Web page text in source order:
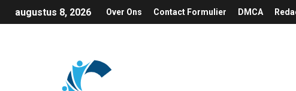
augustus 8, 2026 Over Ons Contact Formulier DMCA